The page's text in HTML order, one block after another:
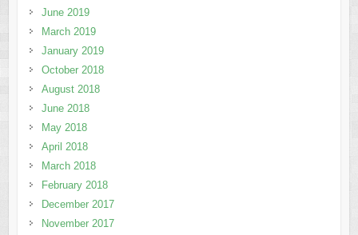
June 2019
March 2019
January 2019
October 2018
August 2018
June 2018
May 2018
April 2018
March 2018
February 2018
December 2017
November 2017